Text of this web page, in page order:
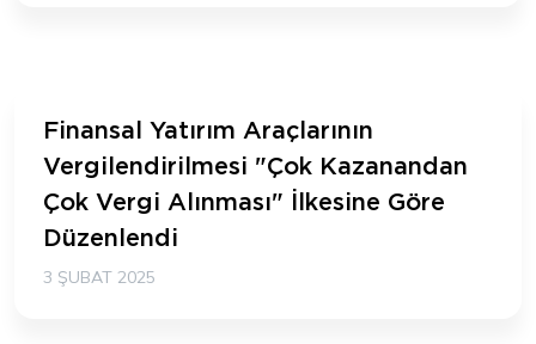
Finansal Yatırım Araçlarının
Vergilendirilmesi "Çok Kazanandan
Çok Vergi Alınması" İlkesine Göre
Düzenlendi
3 ŞUBAT 2025